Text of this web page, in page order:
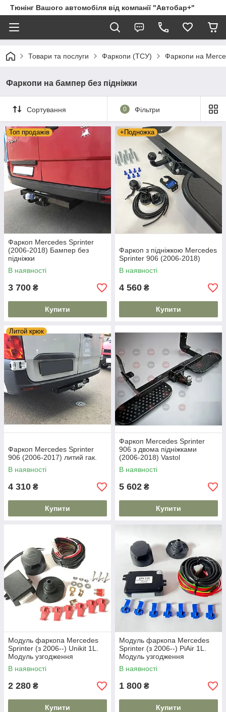
Тюнінг Вашого автомобіля від компанії "Автобар+"
Товари та послуги Фаркопи (ТСУ) Фаркопи на
Фаркопи на бампер без підніжки
Сортування 0 Фільтри
Топ продажів
Фаркоп Mercedes Sprinter
(2006-2018) Бампер без
підніжки
В наявності
3 700 ₴
Купити
+Подножка
Фаркоп з підніжкою Mercedes
Sprinter 906 (2006-2018)
В наявності
4 560 ₴
Купити
Литой крюк
Фаркоп Mercedes Sprinter
906 (2006-2017) литий гак.
В наявності
4 310 ₴
Купити
Фаркоп Mercedes Sprinter
906 з двома підніжками
(2006-2018) Vastol
В наявності
5 602 ₴
Купити
Модуль фаркопа Mercedes
Sprinter (з 2006--) Unikit 1L.
Модуль узгодження
В наявності
2 280 ₴
Купити
Модуль фаркопа Mercedes
Sprinter (з 2006--) PiAir 1L.
Модуль узгодження
В наявності
1 800 ₴
Купити